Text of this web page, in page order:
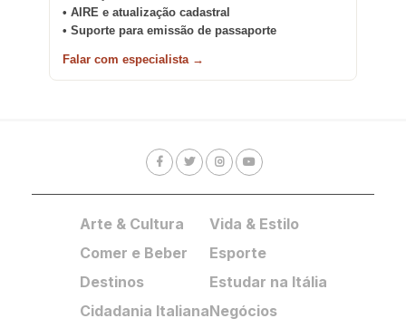
• AIRE e atualização cadastral
• Suporte para emissão de passaporte
Falar com especialista →
Arte & Cultura
Comer e Beber
Destinos
Cidadania Italiana
Vida & Estilo
Esporte
Estudar na Itália
Negócios